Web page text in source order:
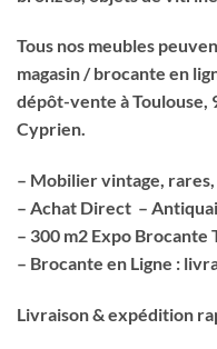
Tous nos meubles
magasin / brocante en
dépôt-vente à Toulouse,
Cyprien.
– Mobilier vintage,
– Achat Direct –
– 300 m2 Expo Brocante
– Brocante en Ligne :
Livraison & expédition